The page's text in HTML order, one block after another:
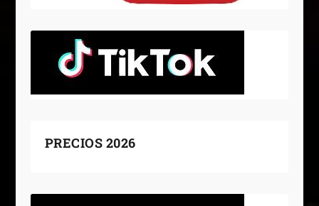
PRECIOS 2026